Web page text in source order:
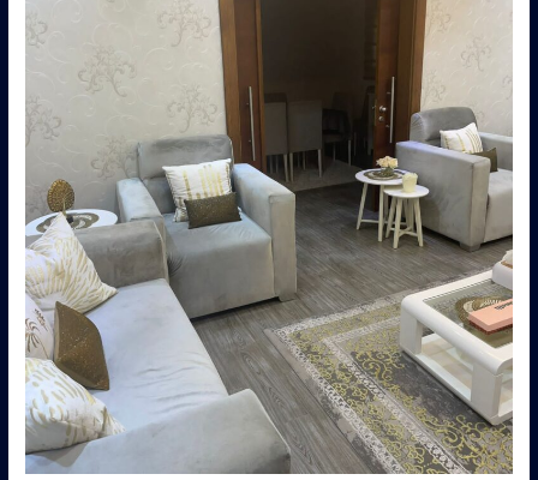
0560485279
ابو
العز